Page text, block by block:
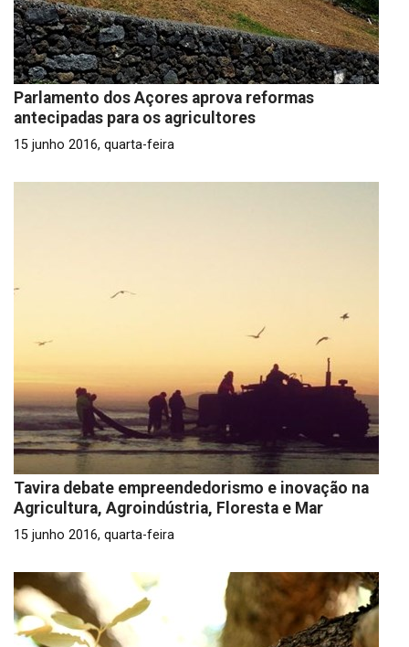
Parlamento dos Açores aprova reformas
antecipadas para os agricultores
15 junho 2016, quarta-feira
Tavira debate empreendedorismo e inovação na
Agricultura, Agroindústria, Floresta e Mar
15 junho 2016, quarta-feira